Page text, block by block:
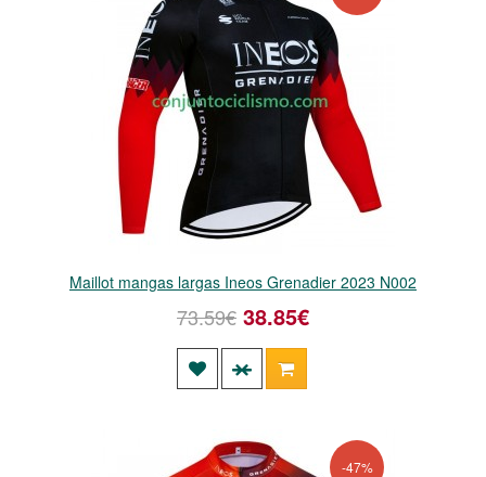
Maillot mangas largas Ineos Grenadier 2023 N002
73.59€ 38.85€
-47%